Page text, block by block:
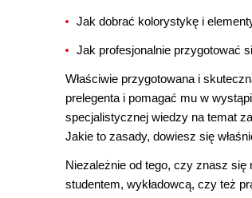
Jak dobrać kolorystykę i
Jak profesjonalnie przygotować
Właściwie przygotowana i
prelegenta i pomagać mu w
specjalistycznej wiedzy na temat
Jakie to zasady, dowiesz się
Niezależnie od tego, czy znasz się
studentem, wykładowcą, czy też